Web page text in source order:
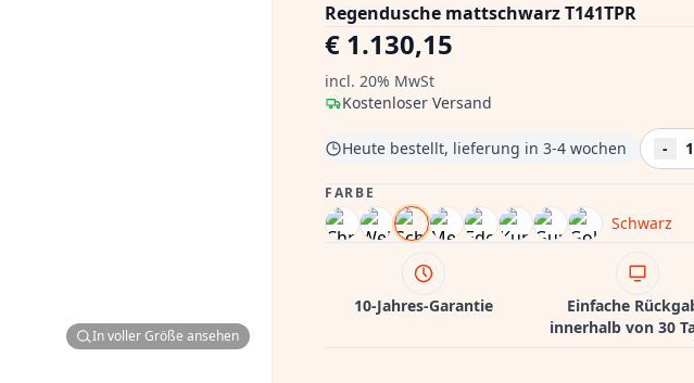
In voller Größe ansehen
Regendusche mattschwarz T141TPR
€ 1.130,15
incl. 20% MwSt
Kostenloser Versand
Heute bestellt, lieferung in 3-4 wochen - 1
FARBE
Schwarz
10-Jahres-Garantie
Einfache
innerhalb von 30